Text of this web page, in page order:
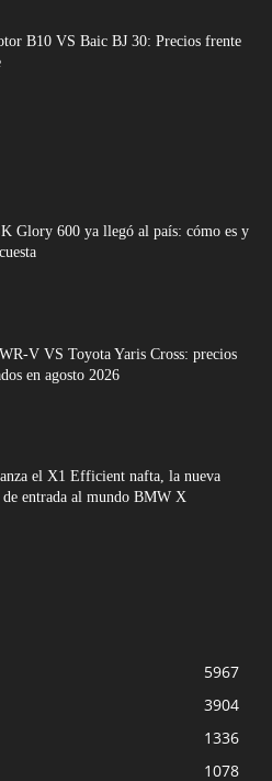
B10 VS Baic BJ 30: Precios frente
Glory 600 ya llegó al país: cómo es y
V VS Toyota Yaris Cross: precios
en agosto 2026
el X1 Efficient nafta, la nueva
de entrada al mundo BMW X
5967
3904
1336
1078